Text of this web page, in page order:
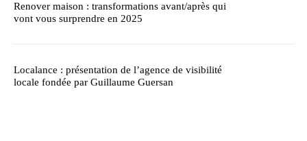
Renover maison : transformations avant/après qui
vont vous surprendre en 2025
Localance : présentation de l’agence de visibilité
locale fondée par Guillaume Guersan